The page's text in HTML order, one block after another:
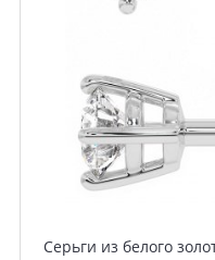
Серьги из белого